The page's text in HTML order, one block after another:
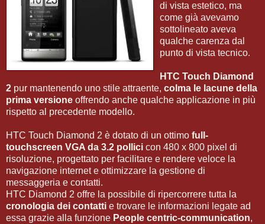
di vista estetico, ma
come già avevamo
sottolineato aveva
qualche carenza dal
punto di vista tecnico.
HTC Touch Diamond
2 pur mantenendo uno stile attraente, colma le lacune della
prima versione offrendo anche qualche applicazione in più
rispetto al precedente modello.
HTC Touch Diamond 2 è dotato di un ottimo full-
touchscreen VGA da 3.2 pollici con 480 x 800 pixel di
risoluzione, progettato per facilitare e rendere veloce la
navigazione internet e ottimizzare la gestione di
messaggeria e contatti.
HTC Diamond 2 offre la possibile di ripercorrere tutta la
cronologia dei contatti e trovare le informazioni legate ad
essa grazie alla funzione People centric-communication,